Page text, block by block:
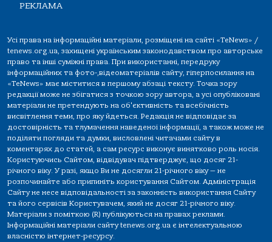
РЕКЛАМА
Усі права на інформаційні матеріали, розміщені на сайті «TeNews» /
tenews.org.ua, захищені українським законодавством про авторське
право та інші суміжні права. При використанні, передруку
інформаційних та фото-,відеоматеріалів сайту, гіперпосилання на
«TeNews» має міститися в першому абзаці тексту. Точка зору
редакції може не збігатися з точкою зору автора, а усі опубліковані
матеріали не претендують на об'єктивність та всебічність
висвітлення теми, про яку йдеться. Редакція не відповідає за
достовірність та тлумачення наведеної інформації, а також може не
поділяти погляди та думки, висловлені читачами сайту в
коментарях до статей, а сам ресурс виконує винятково роль носія.
Користуючись Сайтом, відвідувач підтверджує, що досяг 21-
річного віку. У разі, якщо Ви не досягли 21-річного віку — не
розпочинайте або припиніть користування Сайтом. Адміністрація
Сайту не несе відповідальності за законність використання Сайту
та його сервісів Користувачем, який не досяг 21-річного віку.
Матеріали з поміткою (R) публікуються на правах реклами.
Інформаційні матеріали сайту tenews.org.ua є інтелектуальною
власністю інтернет-ресурсу.